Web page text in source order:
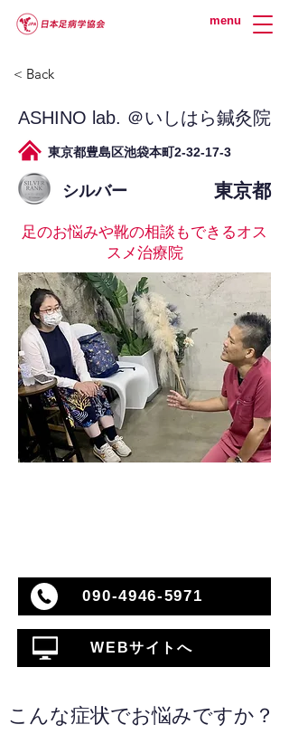
menu
< Back
ASHINO lab. ＠いしはら鍼灸院
東京都豊島区池袋本町2-32-17-3
シルバー 東京都
足のお悩みや靴の相談もできるオス
スメ治療院
090-4946-5971
WEBサイトへ
こんな症状でお悩みですか？